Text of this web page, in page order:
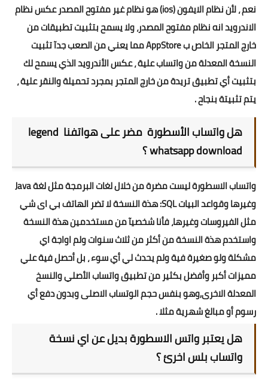
نعم ، لأن نظام الايفون (ios) هو نظام غير مفتوح المصدر عكس نظام
الاندرويد انه نظام مفتوح المصدر، ولا يسمح بتثبيت تطبيقات من
خارج المتجر الخاص ب AppStore مما يعني من الصعب جدآ تثبيت
النسخة المعدلة من واتساب علية ، عكس الأندرويد الذي يسمح لك
بتثبيت أي تطبيق تريدة من خارج المتجر بمجرد تحميلة والنقر علية ،
يتم تثبيتة بنجاح .
هل واتساب الأسطورة مضر على هواتفنا legend
whatsapp download ؟
واتساب الاسطورة ليست مضرة من خلال لغات البرمجة مثل لغة Java
وغيرها وقواعد البيات SQL: هذة النسخة لا تضر الهاتف بي اى شي
مثل الفيروسات وغيرها، فأنا شخصيآ من مستخدمين هذة النسخة
واستخدم هذة النسخة من أكثر من ثلاث سنوات ولم اواجة اي
مشكلة ولو صغيرة فية ولم يحدث لي أي سوء ، بل أحصل فية علي
مميزات أكبر وأفضل بكثير من تطبيق واتساب الأصلي والنسخ
المعدلة الاخرى,وهو بنفس حجم الوتساب الاصلى وبدون دفع أي
رسوم أو مبالغ شهرية مثلا .
هل يعتبر واتس الاسطورة بديل عن اي نسخة
واتساب بلس اخرئ ؟